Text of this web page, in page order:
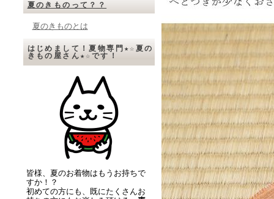
夏のきものって？？
夏のきものとは
はじめまして！夏物専門★☆夏の
きもの屋さん★☆です！
皆様、夏のお着物はもうお持ちで
すか！？
初めての方にも、既にたくさんお